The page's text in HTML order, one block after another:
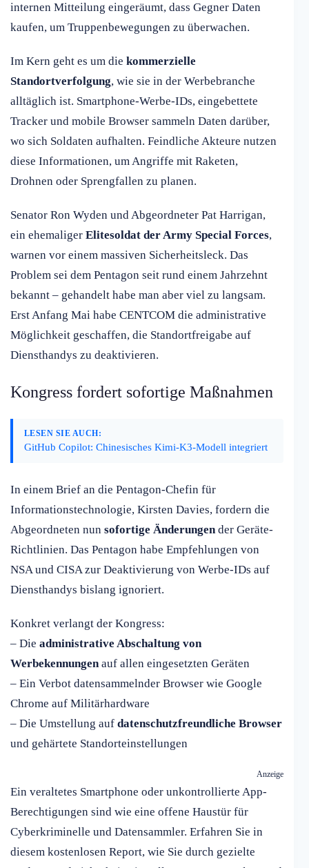
internen Mitteilung eingeräumt, dass Gegner Daten
kaufen, um Truppenbewegungen zu überwachen.
Im Kern geht es um die kommerzielle
Standortverfolgung, wie sie in der Werbebranche
alltäglich ist. Smartphone-Werbe-IDs, eingebettete
Tracker und mobile Browser sammeln Daten darüber,
wo sich Soldaten aufhalten. Feindliche Akteure nutzen
diese Informationen, um Angriffe mit Raketen,
Drohnen oder Sprengfallen zu planen.
Senator Ron Wyden und Abgeordneter Pat Harrigan,
ein ehemaliger Elitesoldat der Army Special Forces,
warnen vor einem massiven Sicherheitsleck. Das
Problem sei dem Pentagon seit rund einem Jahrzehnt
bekannt – gehandelt habe man aber viel zu langsam.
Erst Anfang Mai habe CENTCOM die administrative
Möglichkeit geschaffen, die Standortfreigabe auf
Diensthandys zu deaktivieren.
Kongress fordert sofortige Maßnahmen
LESEN SIE AUCH:
GitHub Copilot: Chinesisches Kimi-K3-Modell integriert
In einem Brief an die Pentagon-Chefin für
Informationstechnologie, Kirsten Davies, fordern die
Abgeordneten nun sofortige Änderungender Geräte-
Richtlinien. Das Pentagon habe Empfehlungen von
NSA und CISA zur Deaktivierung von Werbe-IDs auf
Diensthandys bislang ignoriert.
Konkret verlangt der Kongress:
– Die administrative Abschaltung von
Werbekennungenauf allen eingesetzten Geräten
– Ein Verbot datensammelnder Browser wie Google
Chrome auf Militärhardware
– Die Umstellung auf datenschutzfreundliche Browser
und gehärtete Standorteinstellungen
Anzeige
Ein veraltetes Smartphone oder unkontrollierte App-
Berechtigungen sind wie eine offene Haustür für
Cyberkriminelle und Datensammler. Erfahren Sie in
diesem kostenlosen Report, wie Sie durch gezielte